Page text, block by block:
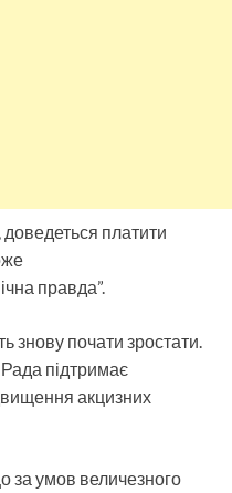
платити
правда”.
знову почати зростати.
підтримає
акцизних
за умов величезного